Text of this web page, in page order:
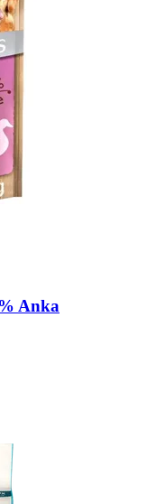
Anka